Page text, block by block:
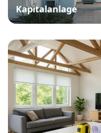
Kapitalanlage